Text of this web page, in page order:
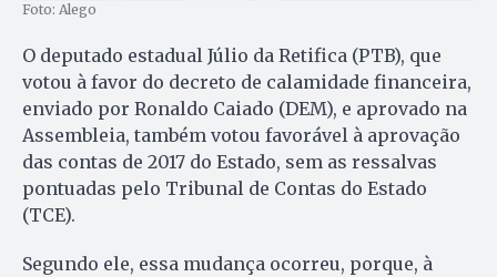
Foto: Alego
O deputado estadual Júlio da Retifica (PTB), que
votou à favor do decreto de calamidade financeira,
enviado por Ronaldo Caiado (DEM), e aprovado na
Assembleia, também votou favorável à aprovação
das contas de 2017 do Estado, sem as ressalvas
pontuadas pelo Tribunal de Contas do Estado
(TCE).
Segundo ele, essa mudança ocorreu, porque, à